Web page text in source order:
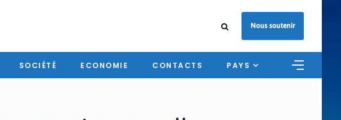
Nous soutenir
SOCIÉTÉ ECONOMIE CONTACTS PAYS